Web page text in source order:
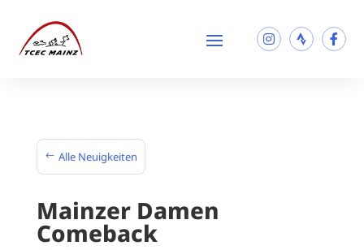
Alle Neuigkeiten
Mainzer Damen
Comeback